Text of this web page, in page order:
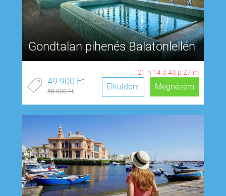
Gondtalan pihenés Balatonlellén
21 n 14ó48 p 26 m
49.900 Ft
58.000 Ft Megnézem
Elküldöm